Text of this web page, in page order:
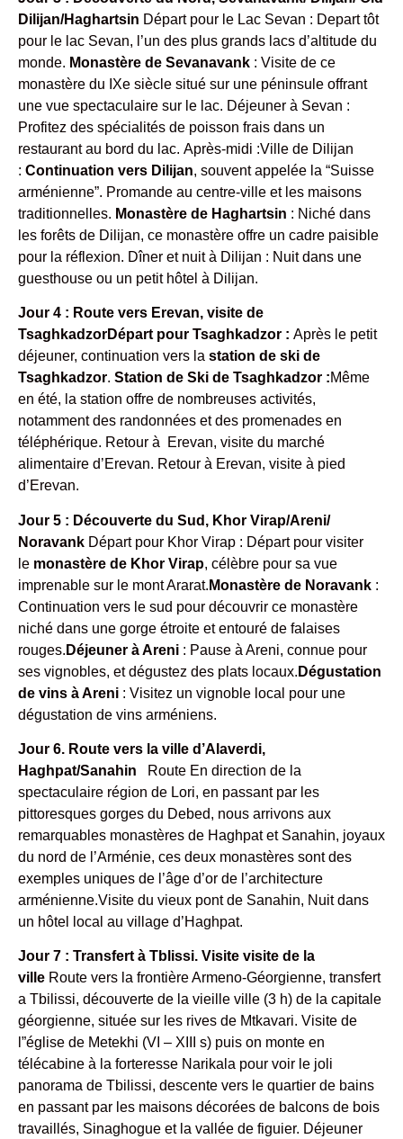
Dilijan/Haghartsin Départ pour le Lac Sevan : Depart tôt
pour le lac Sevan, l’un des plus grands lacs d’altitude du
monde. Monastère de Sevanavank : Visite de ce
monastère du IXe siècle situé sur une péninsule offrant
une vue spectaculaire sur le lac. Déjeuner à Sevan :
Profitez des spécialités de poisson frais dans un
restaurant au bord du lac. Après-midi :Ville de Dilijan
: Continuation vers Dilijan, souvent appelée la “Suisse
arménienne”. Promande au centre-ville et les maisons
traditionnelles. Monastère de Haghartsin : Niché dans
les forêts de Dilijan, ce monastère offre un cadre paisible
pour la réflexion. Dîner et nuit à Dilijan : Nuit dans une
guesthouse ou un petit hôtel à Dilijan.
Jour 4 : Route vers Erevan, visite de
TsaghkadzorDépart pour Tsaghkadzor : Après le petit
déjeuner, continuation vers la station de ski de
Tsaghkadzor. Station de Ski de Tsaghkadzor :Même
en été, la station offre de nombreuses activités,
notamment des randonnées et des promenades en
téléphérique. Retour à Erevan, visite du marché
alimentaire d’Erevan. Retour à Erevan, visite à pied
d’Erevan.
Jour 5 : Découverte du Sud, Khor Virap/Areni/
Noravank Départ pour Khor Virap : Départ pour visiter
le monastère de Khor Virap, célèbre pour sa vue
imprenable sur le mont Ararat. Monastère de Noravank :
Continuation vers le sud pour découvrir ce monastère
niché dans une gorge étroite et entouré de falaises
rouges. Déjeuner à Areni : Pause à Areni, connue pour
ses vignobles, et dégustez des plats locaux. Dégustation
de vins à Areni : Visitez un vignoble local pour une
dégustation de vins arméniens.
Jour 6. Route vers la ville d’Alaverdi,
Haghpat/Sanahin Route En direction de la
spectaculaire région de Lori, en passant par les
pittoresques gorges du Debed, nous arrivons aux
remarquables monastères de Haghpat et Sanahin, joyaux
du nord de l’Arménie, ces deux monastères sont des
exemples uniques de l’âge d’or de l’architecture
arménienne.Visite du vieux pont de Sanahin, Nuit dans
un hôtel local au village d’Haghpat.
Jour 7 : Transfert à Tblissi. Visite visite de la
ville Route vers la frontière Armeno-Géorgienne, transfert
a Tbilissi, découverte de la vieille ville (3 h) de la capitale
géorgienne, située sur les rives de Mtkavari. Visite de
l”église de Metekhi (VI – XIII s) puis on monte en
télécabine à la forteresse Narikala pour voir le joli
panorama de Tbilissi, descente vers le quartier de bains
en passant par les maisons décorées de balcons de bois
travaillés, Sinaghogue et la vallée de figuier. Déjeuner